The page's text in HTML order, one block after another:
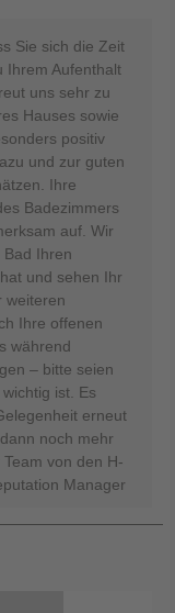
Sie sich die Zeit
Ihrem Aufenthalt
uns sehr zu
Hauses sowie
positiv
und zur guten
Ihre
Badezimmers
auf. Wir
Ihren
und sehen Ihr
weiteren
Ihre offenen
während
– bitte seien
ist. Es
erneut
noch mehr
von den H-
Manager